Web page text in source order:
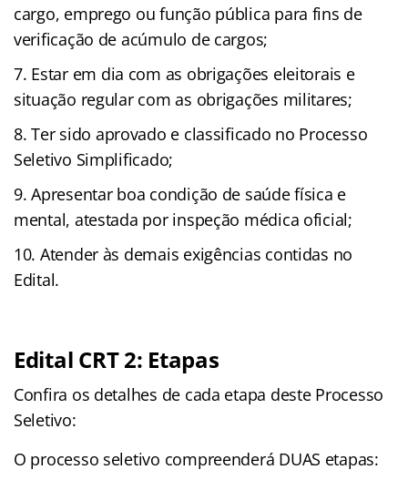
cargo, emprego ou função pública para fins de
verificação de acúmulo de cargos;
Estar em dia com as obrigações eleitorais e
situação regular com as obrigações militares;
Ter sido aprovado e classificado no Processo
Seletivo Simplificado;
Apresentar boa condição de saúde física e
mental, atestada por inspeção médica oficial;
Atender às demais exigências contidas no
Edital.
Edital CRT 2: Etapas
Confira os detalhes de cada etapa deste Processo
Seletivo:
O processo seletivo compreenderá DUAS etapas: